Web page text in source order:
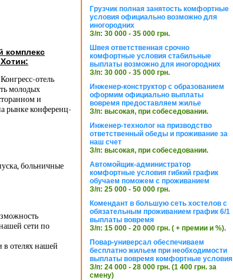
комплекс
отель
молодых
и
рынке конференц-
больничные
сети по
в отелях нашей
Грузчик полная занятость комфортные
условия официально возможно для
иногородних
З/п: 30 000 - 35 000 грн.
Швея ответственная срочно
комфортные условия стабильные
выплаты возможно для иногородних
З/п: 30 000 - 35 000 грн.
Инженер-конструктор с образованием
оформим официально выплаты
вовремя предоставляем жилье
З/п: высокая, при собеседовании.
Инженер-технолог на призводство
ответственный обеды и проживание за
наш счет
З/п: высокая, при собеседовании.
Автомойщик-администратор
комфортные условия гибкий график
обучаем поможем с проживанием
З/п: 25 000 - 50 000 грн.
Комендант в большую сеть хостелов с
обязательным проживанием график 6/1
выплаты вовремя
З/п: 15 000 - 20 000 грн. ( + премии и %).
Повар-универсал обеспечиваем
бесплатно жильем при необходимости
выплаты вовремя комфортные условия
З/п: 24 000 - 28 000 грн. (1 400 грн. за
смену)